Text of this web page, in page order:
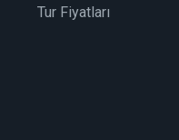
Tur Fiyatları